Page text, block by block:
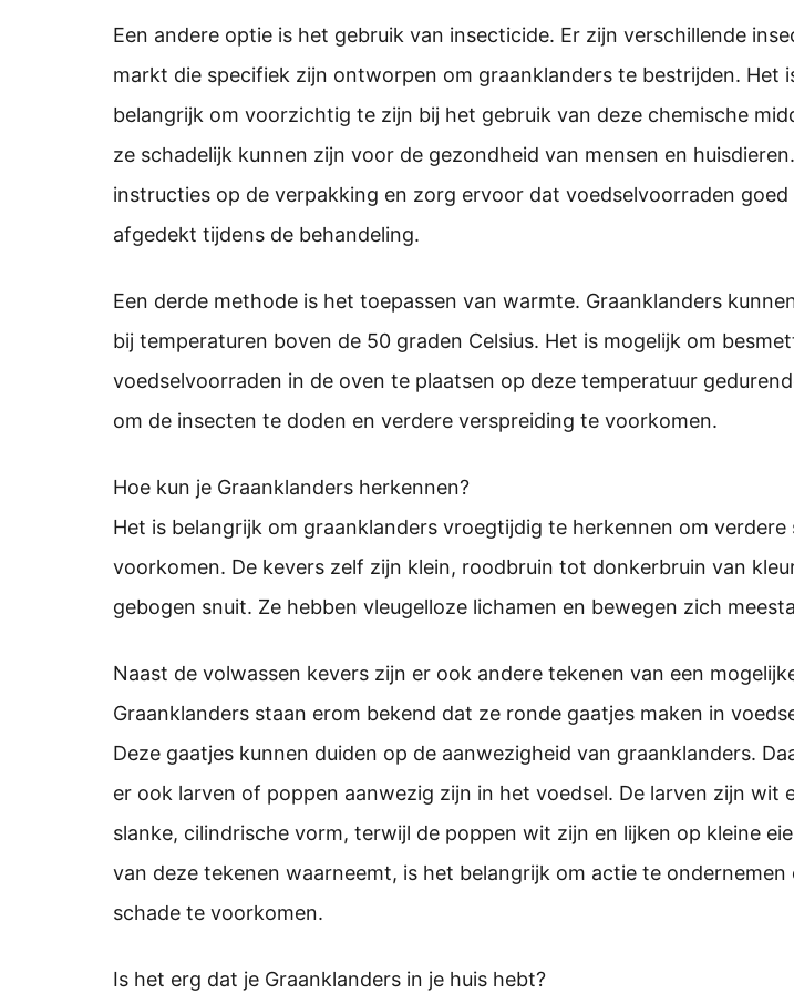
Een andere optie is het gebruik van insecticide. Er zijn verschillende
markt die specifiek zijn ontworpen om graanklanders te bestrijden. Het
belangrijk om voorzichtig te zijn bij het gebruik van deze chemische
ze schadelijk kunnen zijn voor de gezondheid van mensen en
instructies op de verpakking en zorg ervoor dat voedselvoorraden
afgedekt tijdens de behandeling.
Een derde methode is het toepassen van warmte. Graanklanders
bij temperaturen boven de 50 graden Celsius. Het is mogelijk om
voedselvoorraden in de oven te plaatsen op deze temperatuur
om de insecten te doden en verdere verspreiding te voorkomen.
Hoe kun je Graanklanders herkennen?
Het is belangrijk om graanklanders vroegtijdig te herkennen om verdere
voorkomen. De kevers zelf zijn klein, roodbruin tot donkerbruin van
gebogen snuit. Ze hebben vleugelloze lichamen en bewegen zich
Naast de volwassen kevers zijn er ook andere tekenen van een
Graanklanders staan erom bekend dat ze ronde gaatjes maken in
Deze gaatjes kunnen duiden op de aanwezigheid van graanklanders.
er ook larven of poppen aanwezig zijn in het voedsel. De larven zijn wit
slanke, cilindrische vorm, terwijl de poppen wit zijn en lijken op kleine
van deze tekenen waarneemt, is het belangrijk om actie te ondernemen
schade te voorkomen.
Is het erg dat je Graanklanders in je huis hebt?